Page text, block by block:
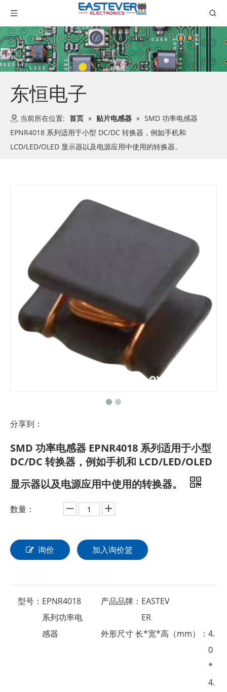
东恒电子
当前所在位置: 首页 » 贴片电感器 » SMD 功率电感器
EPNR4018 系列适用于小型 DC/DC 转换器，例如手机和
LCD/LED/OLED 显示器以及电源应用中使用的转换器。
分享到：
SMD 功率电感器 EPNR4018 系列适用于小型
DC/DC 转换器，例如手机和 LCD/LED/OLED
显示器以及电源应用中使用的转换器。
数量：
询价 加入询价篮
型号： EPNR4018
系列功率电
感器
产品品牌： EASTEV
ER
外形尺寸 长*宽*高（mm）： 4.
0
*
4.